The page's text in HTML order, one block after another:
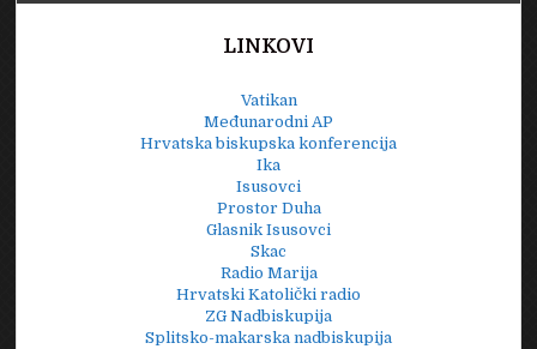
LINKOVI
Vatikan
Međunarodni AP
Hrvatska biskupska konferencija
Ika
Isusovci
Prostor Duha
Glasnik Isusovci
Skac
Radio Marija
Hrvatski Katolički radio
ZG Nadbiskupija
Splitsko-makarska nadbiskupija